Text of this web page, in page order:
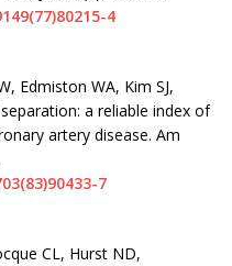
4
Edmiston WA, Kim SJ,
a reliable index of
artery disease. Am
7
CL, Hurst ND,